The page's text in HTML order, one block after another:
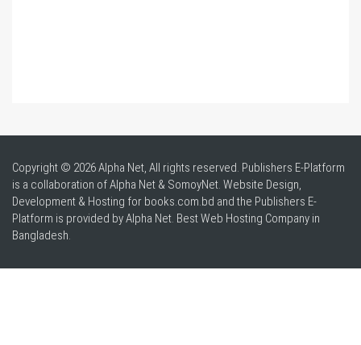
Copyright © 2026 Alpha Net, All rights reserved. Publishers E-Platform
is a collaboration of Alpha Net & SomoyNet. Website Design,
Development & Hosting for books.com.bd and the Publishers E-
Platform is provided by Alpha Net. BestWeb Hosting Company in
Bangladesh.